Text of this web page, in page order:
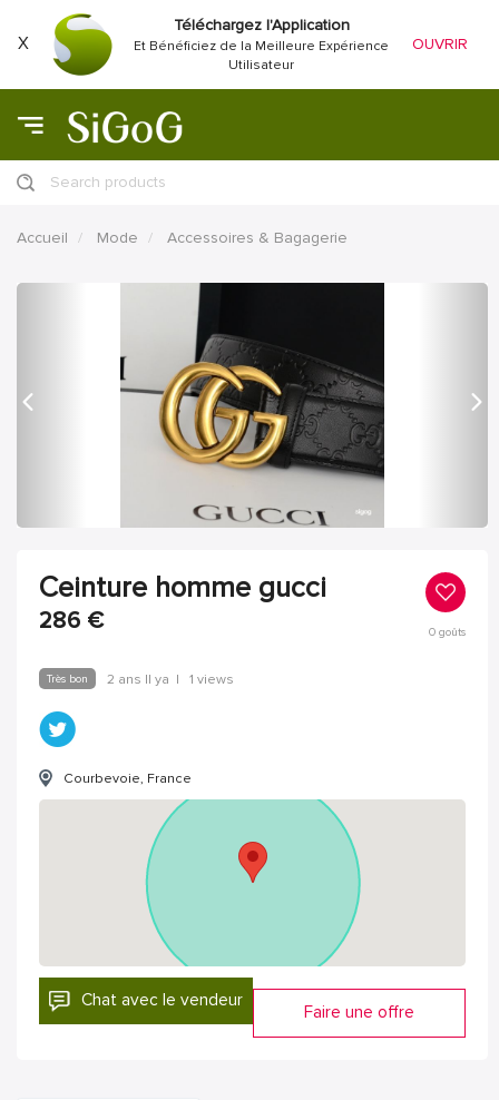
X
Téléchargez l'Application
Et Bénéficiez de la Meilleure Expérience
Utilisateur
OUVRIR
Search products
Accueil Mode Accessoires & Bagagerie
Ceinture homme gucci
286 € 0goûts
Très bon 2 ans Il ya | 1 views
Courbevoie, France
Chat avec le vendeur
Faire une offre